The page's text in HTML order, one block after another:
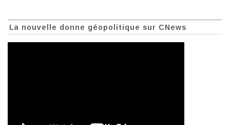
La nouvelle donne géopolitique sur CNews